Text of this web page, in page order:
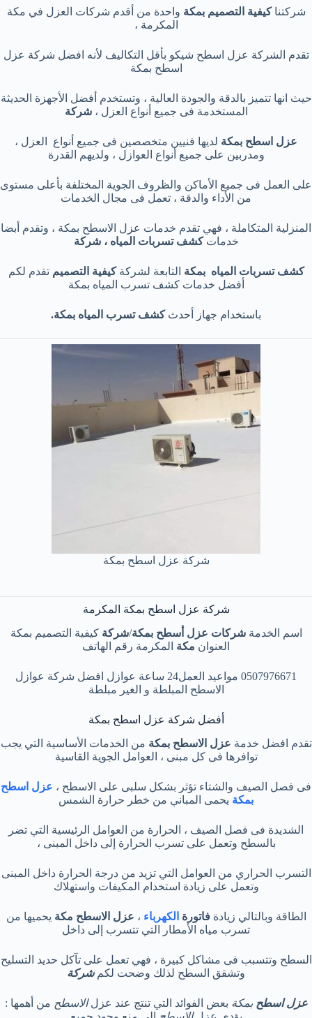
شركتناكيفية التصميم بمكة واحدة من أقدم شركات العزل في مكة
المكرمة ،
تقدم الشركة عزل اسطح شيكو بأقل التكاليف لأنه افضل شركة عزل
اسطح بمكة
حيث انها تتميز بالدقة والجودة العالية ، وتستخدم أفضل الأجهزة الحديثة
المستخدمة فى جميع أنواع العزل ، شركة
عزل اسطح بمكة لديها فنيين متخصصين فى جميع أنواع العزل ،
ومدربين على جميع أنواع العوازل ، ولديهم القدرة
على العمل فى جميع الأماكن والظروف الجوية المختلفة بأعلى مستوى
من الأداء والدقة ، تعمل فى مجال الخدمات
المنزلية المتكاملة ، فهي تقدم خدمات عزل الاسطح بمكة ، وتقدم أبضا
خدمات كشف تسربات المياه ، شركة
كشف تسربات المياهبمكة التابعة لشركةكيفية التصميم تقدم لكم
أفضل خدمات كشف تسرب المياه بمكة
باستخدام جهاز أحدثكشفتسرب المياه بمكة.
شركة عزل اسطح بمكة
شركة عزل اسطح بمكة المكرمة
اسم الخدمةشركات عزل أسطح بمكة/شركة كيفية التصميم بمكة
العنوان مكة المكرمة رقم الهاتف
0507976671 مواعيد العمل24 ساعة عوازل افضل شركة عوازل
الاسطح المبلطة و الغير مبلطة
أفضل شركة عزل اسطح بمكة
تقدم افضل خدمة عزل الاسطح بمكة من الخدمات الأساسية التي يجب
توافرها فى كل مبنى ، العوامل الجوية القاسية
فى فصل الصيف والشتاء تؤثر بشكل سلبى على الاسطح ، عزل اسطح
بمكة يحمى المباني من خطر حرارة الشمس
الشديدة فى فصل الصيف ، الحرارة من العوامل الرئيسية التي تضر
بالسطح وتعمل على تسرب الحرارة إلى داخل المبنى ،
التسرب الحراري من العوامل التي تزيد من درجة الحرارة داخل المبنى
وتعمل على زيادة استخدام المكيفات واستهلاك
الطاقة وبالتالي زيادة فاتورة الكهرباء ، عزل الاسطح مكة يحميها من
تسرب مياه الأمطار التي تتسرب إلى داخل
السطح وتتسبب فى مشاكل كبيرة ، فهي تعمل على تآكل حديد التسليح
وتشقق السطح لذلك وضحت لكمشركة
عزل اسطح بمكة بعض الفوائد التي تنتج عند عزلالاسطح من أهمها :